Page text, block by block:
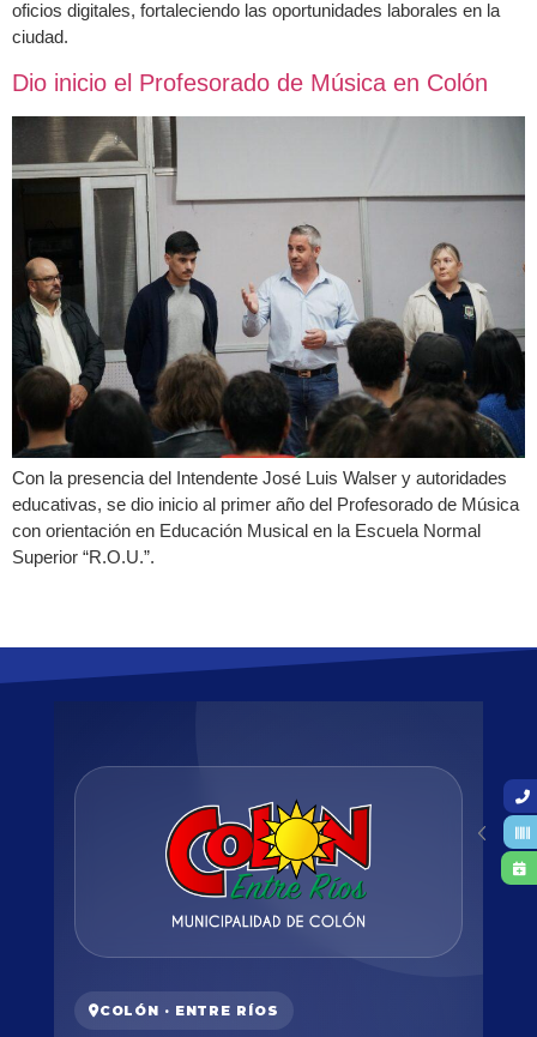
oficios digitales, fortaleciendo las oportunidades laborales en la
ciudad.
Dio inicio el Profesorado de Música en Colón
Con la presencia del Intendente José Luis Walser y autoridades
educativas, se dio inicio al primer año del Profesorado de Música
con orientación en Educación Musical en la Escuela Normal
Superior “R.O.U.”.
COLÓN · ENTRE RÍOS